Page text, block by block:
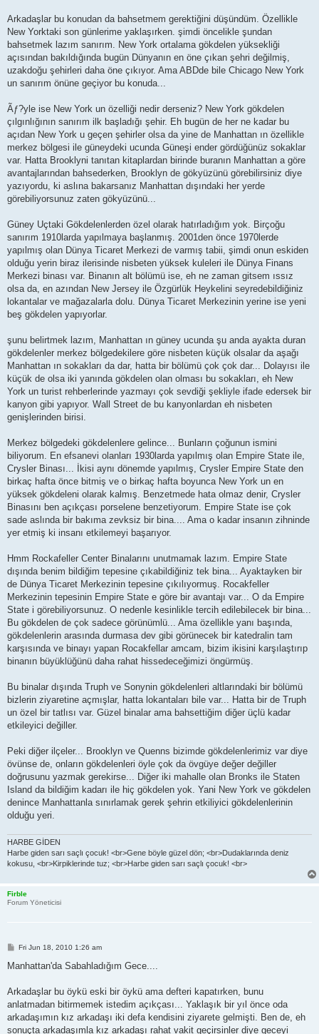
Arkadaşlar bu konudan da bahsetmem gerektiğini düşündüm. Özellikle
New Yorktaki son günlerime yaklaşırken. şimdi öncelikle şundan
bahsetmek lazım sanırım. New York ortalama gökdelen yüksekliği
açısından bakıldığında bugün Dünyanın en öne çıkan şehri değilmiş,
uzakdoğu şehirleri daha öne çıkıyor. Ama ABDde bile Chicago New York
un sanırım önüne geçiyor bu konuda...
Ãƒ?yle ise New York un özelliği nedir derseniz? New York gökdelen
çılgınlığının sanırım ilk başladığı şehir. Eh bugün de her ne kadar bu
açıdan New York u geçen şehirler olsa da yine de Manhattan ın özellikle
merkez bölgesi ile güneydeki ucunda Güneşi ender gördüğünüz sokaklar
var. Hatta Brooklyni tanıtan kitaplardan birinde buranın Manhattan a göre
avantajlarından bahsederken, Brooklyn de gökyüzünü görebilirsiniz diye
yazıyordu, ki aslına bakarsanız Manhattan dışındaki her yerde
görebiliyorsunuz zaten gökyüzünü...
Güney Uçtaki Gökdelenlerden özel olarak hatırladığım yok. Birçoğu
sanırım 1910larda yapılmaya başlanmış. 2001den önce 1970lerde
yapılmış olan Dünya Ticaret Merkezi de varmış tabii, şimdi onun eskiden
olduğu yerin biraz ilerisinde nisbeten yüksek kuleleri ile Dünya Finans
Merkezi binası var. Binanın alt bölümü ise, eh ne zaman gitsem ıssız
olsa da, en azından New Jersey ile Özgürlük Heykelini seyredebildiğiniz
lokantalar ve mağazalarla dolu. Dünya Ticaret Merkezinin yerine ise yeni
beş gökdelen yapıyorlar.
şunu belirtmek lazım, Manhattan ın güney ucunda şu anda ayakta duran
gökdelenler merkez bölgedekilere göre nisbeten küçük olsalar da aşağı
Manhattan ın sokakları da dar, hatta bir bölümü çok çok dar... Dolayısı ile
küçük de olsa iki yanında gökdelen olan olması bu sokakları, eh New
York un turist rehberlerinde yazmayı çok sevdiği şekliyle ifade edersek bir
kanyon gibi yapıyor. Wall Street de bu kanyonlardan eh nisbeten
genişlerinden birisi.
Merkez bölgedeki gökdelenlere gelince... Bunların çoğunun ismini
biliyorum. En efsanevi olanları 1930larda yapılmış olan Empire State ile,
Crysler Binası... İkisi aynı dönemde yapılmış, Crysler Empire State den
birkaç hafta önce bitmiş ve o birkaç hafta boyunca New York un en
yüksek gökdeleni olarak kalmış. Benzetmede hata olmaz denir, Crysler
Binasını ben açıkçası porselene benzetiyorum. Empire State ise çok
sade aslında bir bakıma zevksiz bir bina.... Ama o kadar insanın zihninde
yer etmiş ki insanı etkilemeyi başarıyor.
Hmm Rockafeller Center Binalarını unutmamak lazım. Empire State
dışında benim bildiğim tepesine çıkabildiğiniz tek bina... Ayaktayken bir
de Dünya Ticaret Merkezinin tepesine çıkılıyormuş. Rocakfeller
Merkezinin tepesinin Empire State e göre bir avantajı var... O da Empire
State i görebiliyorsunuz. O nedenle kesinlikle tercih edilebilecek bir bina...
Bu gökdelen de çok sadece görünümlü... Ama özellikle yanı başında,
gökdelenlerin arasında durmasa dev gibi görünecek bir katedralin tam
karşısında ve binayı yapan Rocakfellar amcam, bizim ikisini karşılaştırıp
binanın büyüklüğünü daha rahat hissedeceğimizi öngürmüş.
Bu binalar dışında Truph ve Sonynin gökdelenleri altlarındaki bir bölümü
bizlerin ziyaretine açmışlar, hatta lokantaları bile var... Hatta bir de Truph
un özel bir tatlısı var. Güzel binalar ama bahsettiğim diğer üçlü kadar
etkileyici değiller.
Peki diğer ilçeler... Brooklyn ve Quenns bizimde gökdelenlerimiz var diye
övünse de, onların gökdelenleri öyle çok da övgüye değer değiller
doğrusunu yazmak gerekirse... Diğer iki mahalle olan Bronks ile Staten
Island da bildiğim kadarı ile hiç gökdelen yok. Yani New York ve gökdelen
denince Manhattanla sınırlamak gerek şehrin etkiliyici gökdelenlerinin
olduğu yeri.
HARBE GİDEN
Harbe giden sarı saçlı çocuk! <br>Gene böyle güzel dön; <br>Dudaklarında deniz
kokusu, <br>Kirpiklerinde tuz; <br>Harbe giden sarı saçlı çocuk! <br>
Firble
Forum Yöneticisi
P
s
Fri Jun 18, 2010 1:26 am
Manhattan'da Sabahladığım Gece....
Arkadaşlar bu öykü eski bir öykü ama defteri kapatırken, bunu
anlatmadan bitirmemek istedim açıkçası... Yaklaşık bir yıl önce oda
arkadaşımın kız arkadaşı iki defa kendisini ziyarete gelmişti. Ben de, eh
sonuçta arkadaşımla kız arkadaşı rahat vakit geçirsinler diye geceyi